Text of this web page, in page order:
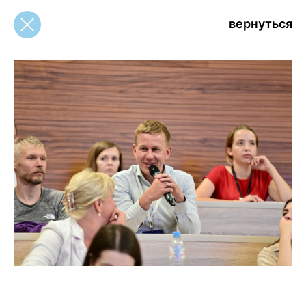
вернуться вернуться